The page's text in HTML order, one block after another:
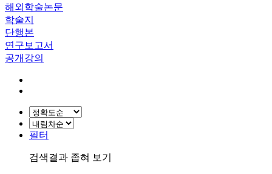
해외학술논문
학술지
단행본
연구보고서
공개강의
필터
검색결과 좁혀 보기